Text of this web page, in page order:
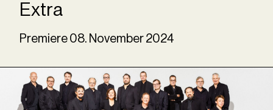
Extra
Premiere 08. November 2024